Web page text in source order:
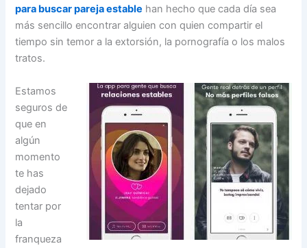
para buscar pareja estable han hecho que cada día sea
más sencillo encontrar alguien con quien compartir el
tiempo sin temor a la extorsión, la pornografía o los malos
tratos.
Estamos
seguros de
que en
algún
momento
te has
dejado
tentar por
la
franqueza